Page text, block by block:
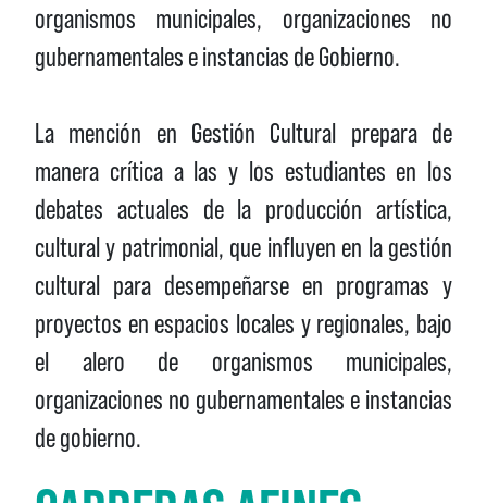
organismos municipales, organizaciones no
gubernamentales e instancias de Gobierno.
La mención en Gestión Cultural prepara de
manera crítica a las y los estudiantes en los
debates actuales de la producción artística,
cultural y patrimonial, que influyen en la gestión
cultural para desempeñarse en programas y
proyectos en espacios locales y regionales, bajo
el alero de organismos municipales,
organizaciones no gubernamentales e instancias
de gobierno.